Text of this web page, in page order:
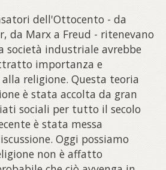
dell'Ottocento - da
da Marx a Freud - ritenevano
società industriale avrebbe
importanza e
religione. Questa teoria
è stata accolta da gran
sociali per tutto il secolo
è stata messa
Oggi possiamo
non è affatto